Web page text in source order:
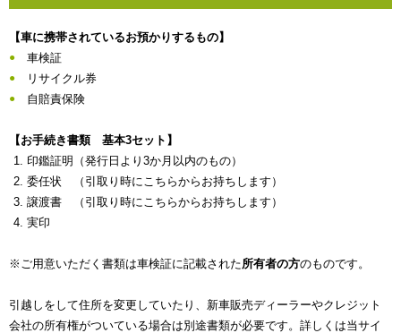
【車に携帯されているお預かりするもの】
車検証
リサイクル券
自賠責保険
【お手続き書類 基本3セット】
印鑑証明（発行日より3か月以内のもの）
委任状 （引取り時にこちらからお持ちします）
譲渡書 （引取り時にこちらからお持ちします）
実印
※ご用意いただく書類は車検証に記載された所有者の方のものです。
引越しをして住所を変更していたり、新車販売ディーラーやクレジット
会社の所有権がついている場合は別途書類が必要です。詳しくは当サイ